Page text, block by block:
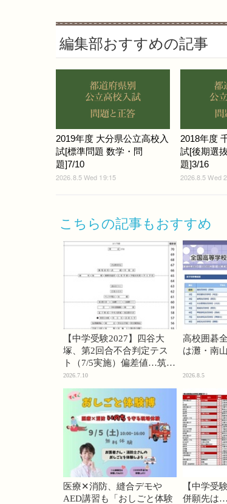
編集部おすすめの記事
2019年度 大分県公立高校入
試[標準問題 数学・問
題]7/10
2026.8.5 Wed 19:15
2018年度
試[後期選
題]3/16
2026.8.5 Wed
こちらの記事もおすすめ
【中学受験2027】四谷大
塚、第2回合不合判定テス
ト（7/5実施）偏差値…筑駒
74・桜蔭70＜PR＞
2026.7.10
高校囲碁
は灘・南
2026.8.5
医療✕消防、縫合デモや
AED講習も「おしごと体験
【中学受
併願先は